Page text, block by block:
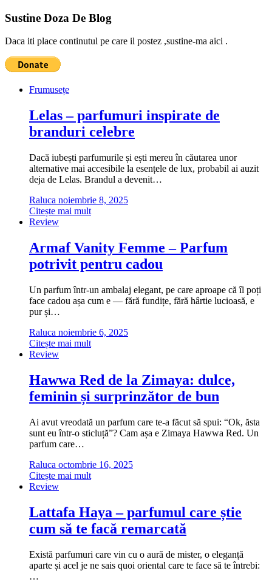
Sustine Doza De Blog
Daca iti place continutul pe care il postez ,sustine-ma aici .
Frumusețe
Lelas – parfumuri inspirate de
branduri celebre
Dacă iubești parfumurile și ești mereu în căutarea unor
alternative mai accesibile la esențele de lux, probabil ai auzit
deja de Lelas. Brandul a devenit…
Raluca noiembrie 8, 2025
Citește mai mult
Review
Armaf Vanity Femme – Parfum
potrivit pentru cadou
Un parfum într-un ambalaj elegant, pe care aproape că îl poți
face cadou așa cum e — fără fundițe, fără hârtie lucioasă, e
pur și…
Raluca noiembrie 6, 2025
Citește mai mult
Review
Hawwa Red de la Zimaya: dulce,
feminin și surprinzător de bun
Ai avut vreodată un parfum care te-a făcut să spui: “Ok, ăsta
sunt eu într-o sticluță”? Cam așa e Zimaya Hawwa Red. Un
parfum care…
Raluca octombrie 16, 2025
Citește mai mult
Review
Lattafa Haya – parfumul care știe
cum să te facă remarcată
Există parfumuri care vin cu o aură de mister, o eleganță
aparte și acel je ne sais quoi oriental care te face să te întrebi:
…